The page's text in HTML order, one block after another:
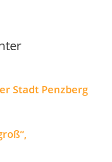
Stadt Penzberg